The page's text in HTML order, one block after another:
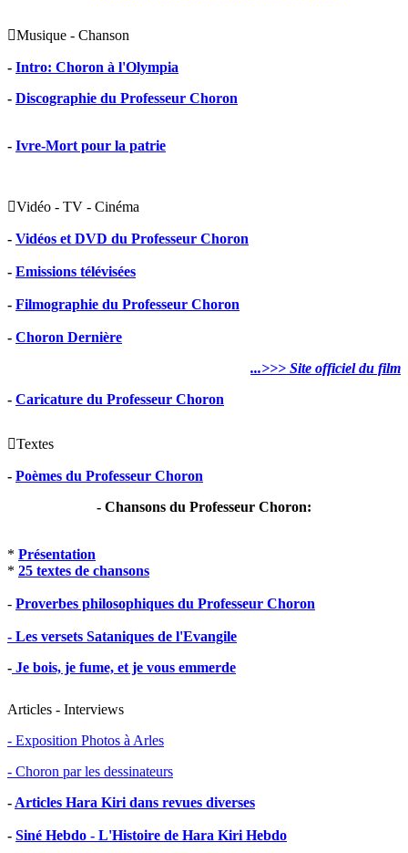
Musique - Chanson
- Intro: Choron à l'Olympia
- Discographie du Professeur Choron
- Ivre-Mort pour la patrie
Vidéo - TV - Cinéma
- Vidéos et DVD du Professeur Choron
- Emissions télévisées
- Filmographie du Professeur Choron
- Choron Dernière
...>>> Site officiel du film
- Caricature du Professeur Choron
Textes
- Poèmes du Professeur Choron
- Chansons du Professeur Choron:
* Présentation
* 25 textes de chansons
- Proverbes philosophiques du Professeur Choron
- Les versets Sataniques de l'Evangile
- Je bois, je fume, et je vous emmerde
Articles - Interviews
- Exposition Photos à Arles
- Choron par les dessinateurs
- Articles Hara Kiri dans revues diverses
- Siné Hebdo - L'Histoire de Hara Kiri Hebdo